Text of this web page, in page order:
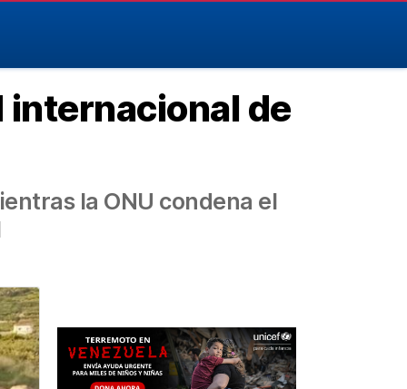
internacional de
la ONU condena el